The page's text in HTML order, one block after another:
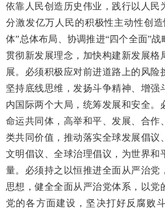
依靠人民创造历史伟业，践行以人民
分激发亿万人民的积极性主动性创
体”总体布局、协调推进“四个全面”
贯彻新发展理念，加快构建新发展格
展。必须积极应对前进道路上的风险
坚持底线思维，发扬斗争精神、增强
内国际两个大局，统筹发展和安全。
命运共同体，高举和平、发展、合作
类共同价值，推动落实全球发展倡议
文明倡议、全球治理倡议，为世界和
量。必须持之以恒推进全面从严治党
思想，健全全面从严治党体系，以党
党的各方面建设，坚决打好反腐败